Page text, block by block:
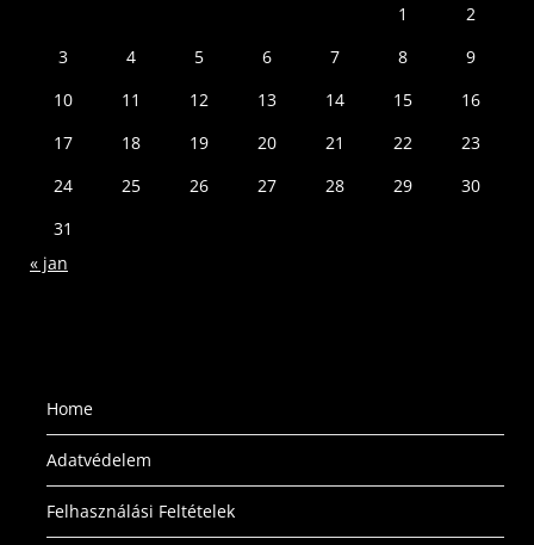
1
2
3
4 5 6 7 8
9
10
11 12 13 14 15
16
17
18 19 20 21 22
23
24
25 26 27 28 29
30
31
« jan
Home
Adatvédelem
Felhasználási Feltételek